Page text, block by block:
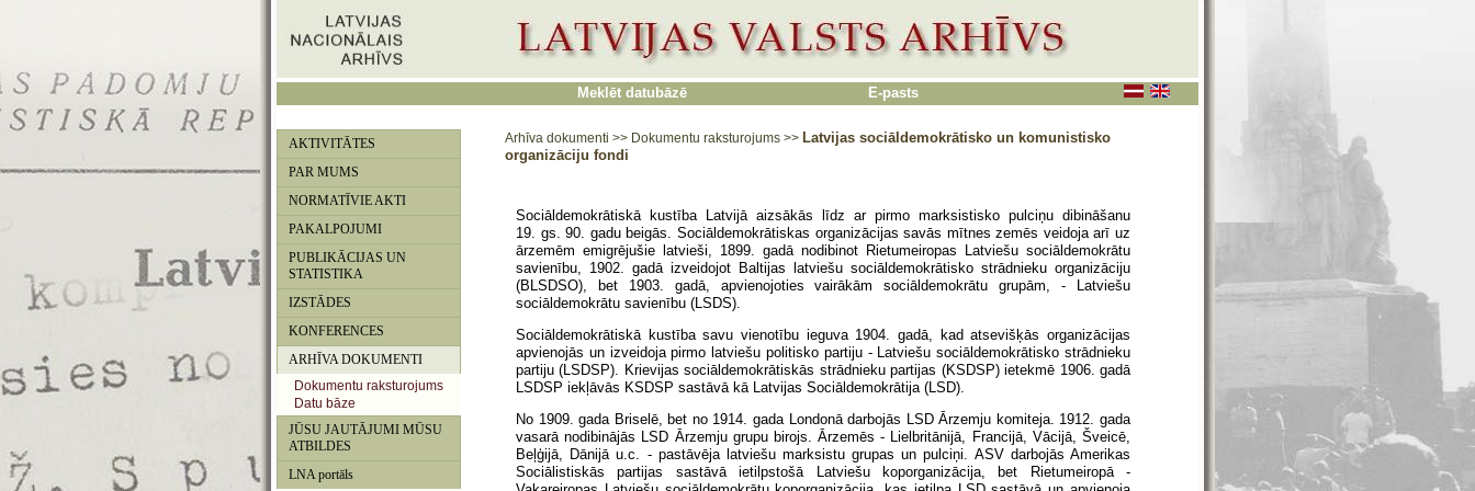
Meklēt datubāzē E-pasts
AKTIVITĀTES
PAR MUMS
NORMATĪVIE AKTI
PAKALPOJUMI
PUBLIKĀCIJAS UN
STATISTIKA
IZSTĀDES
KONFERENCES
ARHĪVA DOKUMENTI
Dokumentu raksturojums
Datu bāze
JŪSU JAUTĀJUMI MŪSU
ATBILDES
LNA portāls
Arhīva dokumenti >> Dokumentu raksturojums >> Latvijas sociāldemokrātisko un komunistisko
organizāciju fondi
Sociāldemokrātiskā kustība Latvijā aizsākās līdz ar pirmo marksistisko pulciņu dibināšanu
19. gs. 90. gadu beigās. Sociāldemokrātiskas organizācijas savās mītnes zemēs veidoja arī uz
ārzemēm emigrējušie latvieši, 1899. gadā nodibinot Rietumeiropas Latviešu sociāldemokrātu
savienību, 1902. gadā izveidojot Baltijas latviešu sociāldemokrātisko strādnieku organizāciju
(BLSDSO), bet 1903. gadā, apvienojoties vairākām sociāldemokrātu grupām, - Latviešu
sociāldemokrātu savienību (LSDS).
Sociāldemokrātiskā kustība savu vienotību ieguva 1904. gadā, kad atsevišķās organizācijas
apvienojās un izveidoja pirmo latviešu politisko partiju - Latviešu sociāldemokrātisko strādnieku
partiju (LSDSP). Krievijas sociāldemokrātiskās strādnieku partijas (KSDSP) ietekmē 1906. gadā
LSDSP iekļāvās KSDSP sastāvā kā Latvijas Sociāldemokrātija (LSD).
No 1909. gada Briselē, bet no 1914. gada Londonā darbojās LSD Ārzemju komiteja. 1912. gada
vasarā nodibinājās LSD Ārzemju grupu birojs. Ārzemēs - Lielbritānijā, Francijā, Vācijā, Šveicē,
Beļģijā, Dānijā u.c. - pastāvēja latviešu marksistu grupas un pulciņi. ASV darbojās Amerikas
Sociālistiskās partijas sastāvā ietilpstošā Latviešu koporganizācija, bet Rietumeiropā -